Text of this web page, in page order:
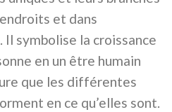
et dans
symbolise la croissance
en un être humain
que les différentes
en ce qu’elles sont.